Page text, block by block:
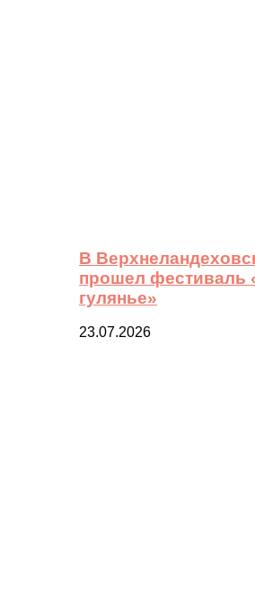
В
прошел фестиваль
гулянье»
23.07.2026